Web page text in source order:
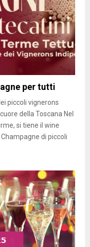
per tutti
piccoli vignerons
della Toscana Nel
si tiene il wine
di piccoli